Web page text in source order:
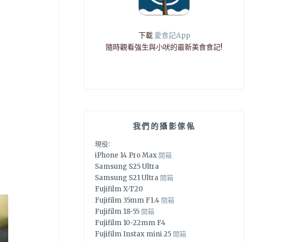
下載 愛食記App
隨時觀看強生與小吠的最新美食食記!
我們的攝影傢俬
現役:
iPhone 14 Pro Max 開箱
Samsung S25 Ultra
Samsung S21 Ultra 開箱
Fujifilm X-T20
Fujifilm 35mm F1.4 開箱
Fujifilm 18-55 開箱
Fujifilm 10-22mm F4
Fujifilm Instax mini 25 開箱